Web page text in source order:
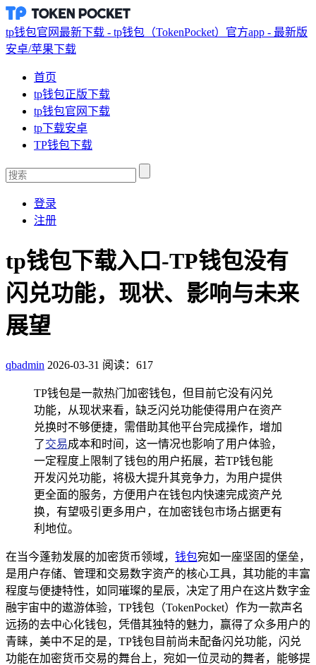
tp钱包官网最新下载 - tp钱包（TokenPocket）官方app - 最新版
安卓/苹果下载
首页
tp钱包正版下载
tp钱包官网下载
tp下载安卓
TP钱包下载
登录
注册
tp钱包下载入口-TP钱包没有
闪兑功能，现状、影响与未来
展望
qbadmin 2026-03-31 阅读：617
TP钱包是一款热门加密钱包，但目前它没有闪兑
功能，从现状来看，缺乏闪兑功能使得用户在资产
兑换时不够便捷，需借助其他平台完成操作，增加
了交易成本和时间，这一情况也影响了用户体验，
一定程度上限制了钱包的用户拓展，若TP钱包能
开发闪兑功能，将极大提升其竞争力，为用户提供
更全面的服务，方便用户在钱包内快速完成资产兑
换，有望吸引更多用户，在加密钱包市场占据更有
利地位。
在当今蓬勃发展的加密货币领域， 钱包宛如一座坚固的堡垒，
是用户存储、管理和交易数字资产的核心工具，其功能的丰富
程度与便捷特性，如同璀璨的星辰，决定了用户在这片数字金
融宇宙中的遨游体验，TP钱包（TokenPocket）作为一款声名
远扬的去中心化钱包，凭借其独特的魅力，赢得了众多用户的
青睐，美中不足的是，TP钱包目前尚未配备闪兑功能，闪兑
功能在加密货币交易的舞台上，宛如一位灵动的舞者，能够提